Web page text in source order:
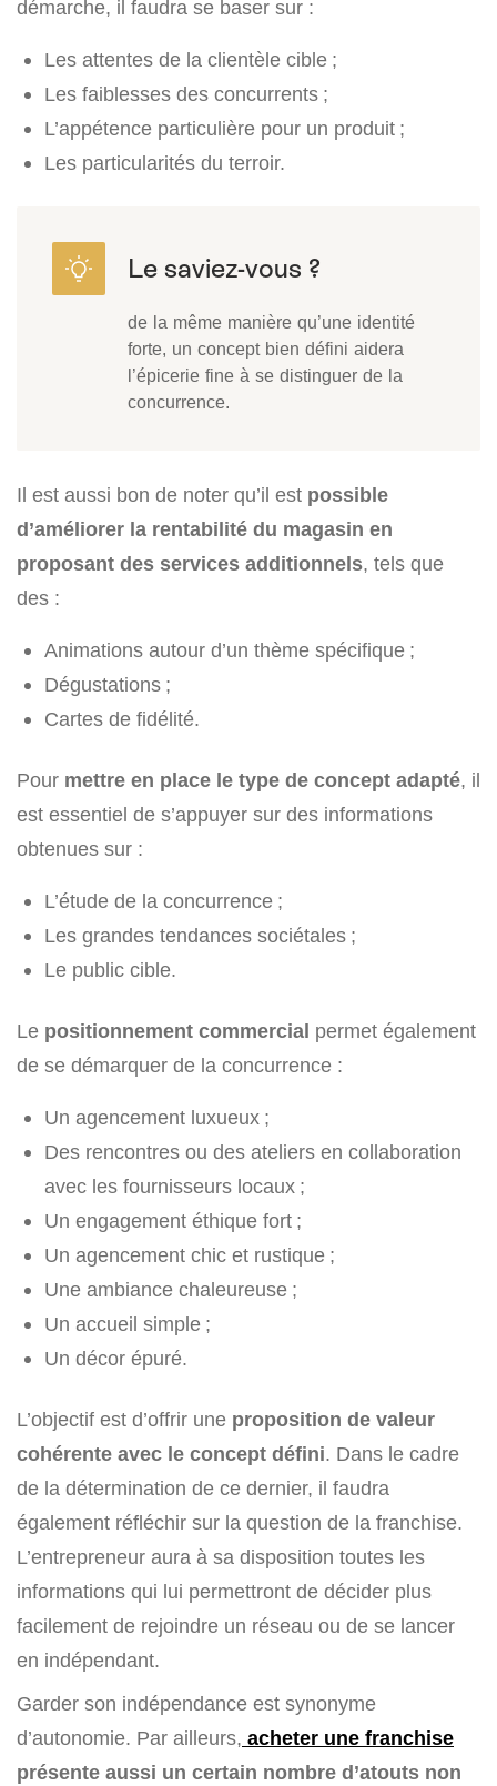
démarche, il faudra se baser sur :
Les attentes de la clientèle cible ;
Les faiblesses des concurrents ;
L’appétence particulière pour un produit ;
Les particularités du terroir.
de la même manière qu’une identité
forte, un concept bien défini aidera
l’épicerie fine à se distinguer de la
concurrence.
Il est aussi bon de noter qu’il est possible
d’améliorer la rentabilité du magasin en
proposant des services additionnels, tels que
des :
Animations autour d’un thème spécifique ;
Dégustations ;
Cartes de fidélité.
Pour mettre en place le type de concept adapté, il
est essentiel de s’appuyer sur des informations
obtenues sur :
L’étude de la concurrence ;
Les grandes tendances sociétales ;
Le public cible.
Le positionnement commercial permet également
de se démarquer de la concurrence :
Un agencement luxueux ;
Des rencontres ou des ateliers en collaboration
avec les fournisseurs locaux ;
Un engagement éthique fort ;
Un agencement chic et rustique ;
Une ambiance chaleureuse ;
Un accueil simple ;
Un décor épuré.
L’objectif est d’offrir une proposition de valeur
cohérente avec le concept défini. Dans le cadre
de la détermination de ce dernier, il faudra
également réfléchir sur la question de la franchise.
L’entrepreneur aura à sa disposition toutes les
informations qui lui permettront de décider plus
facilement de rejoindre un réseau ou de se lancer
en indépendant.
Garder son indépendance est synonyme
d’autonomie. Par ailleurs, acheter une franchise
présente aussi un certain nombre d’atouts non